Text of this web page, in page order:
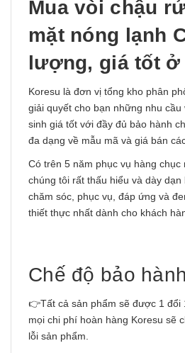
Muavòi chậu
mặt nóng lạnh
lượng, giá tốt ở
Koresu là đơn vị tổng kho phân
giải quyết cho bạn những nhu
sinh giá tốt với đầy đủ bảo hành
đa dạng về mẫu mã và giá bán
Có trên 5 năm phục vụ hàng chục
chúng tôi rất thấu hiểu và dày
chăm sóc, phục vụ, đáp ứng và
thiết thực nhất dành cho khách
Chế độ bảo
👉Tất cả sản phẩm sẽ được 1 đổi
mọi chi phí hoàn hàng Koresu sẽ
lỗi sản phẩm.